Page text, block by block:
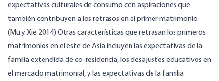
expectativas culturales de consumo con aspiraciones que
también contribuyen a los retrasos en el primer matrimonio.
(Mu y Xie 2014) Otras características que retrasan los primeros
matrimonios en el este de Asia incluyen las expectativas de la
familia extendida de co-residencia, los desajustes educativos en
el mercado matrimonial, y las expectativas de la familia